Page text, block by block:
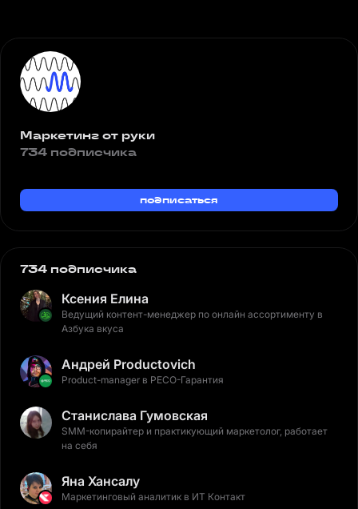
Маркетинг от руки
734 подписчика
подписаться
734 подписчика
Ксения Елина
Ведущий контент-менеджер по онлайн ассортименту в
Азбука вкуса
Андрей Productovich
Product-manager в РЕСО-Гарантия
Станислава Гумовская
SMM-копирайтер и практикующий маркетолог, работает
на себя
Яна Хансалу
Маркетинговый аналитик в ИТ Контакт